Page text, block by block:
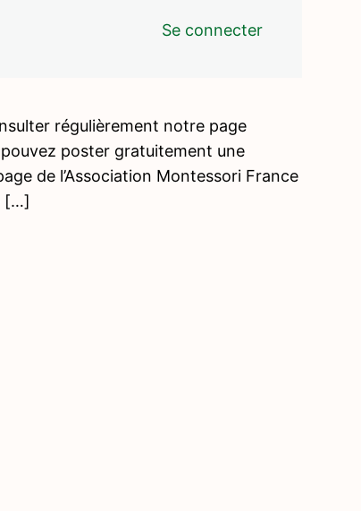
Se connecter
régulièrement notre page
poster gratuitement une
de l’Association Montessori France
[…]